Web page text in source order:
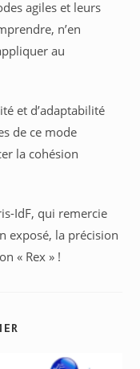
agiles et leurs
n’en
au
et d’adaptabilité
de ce mode
la cohésion
IdF, qui remercie
exposé, la précision
« Rex » !